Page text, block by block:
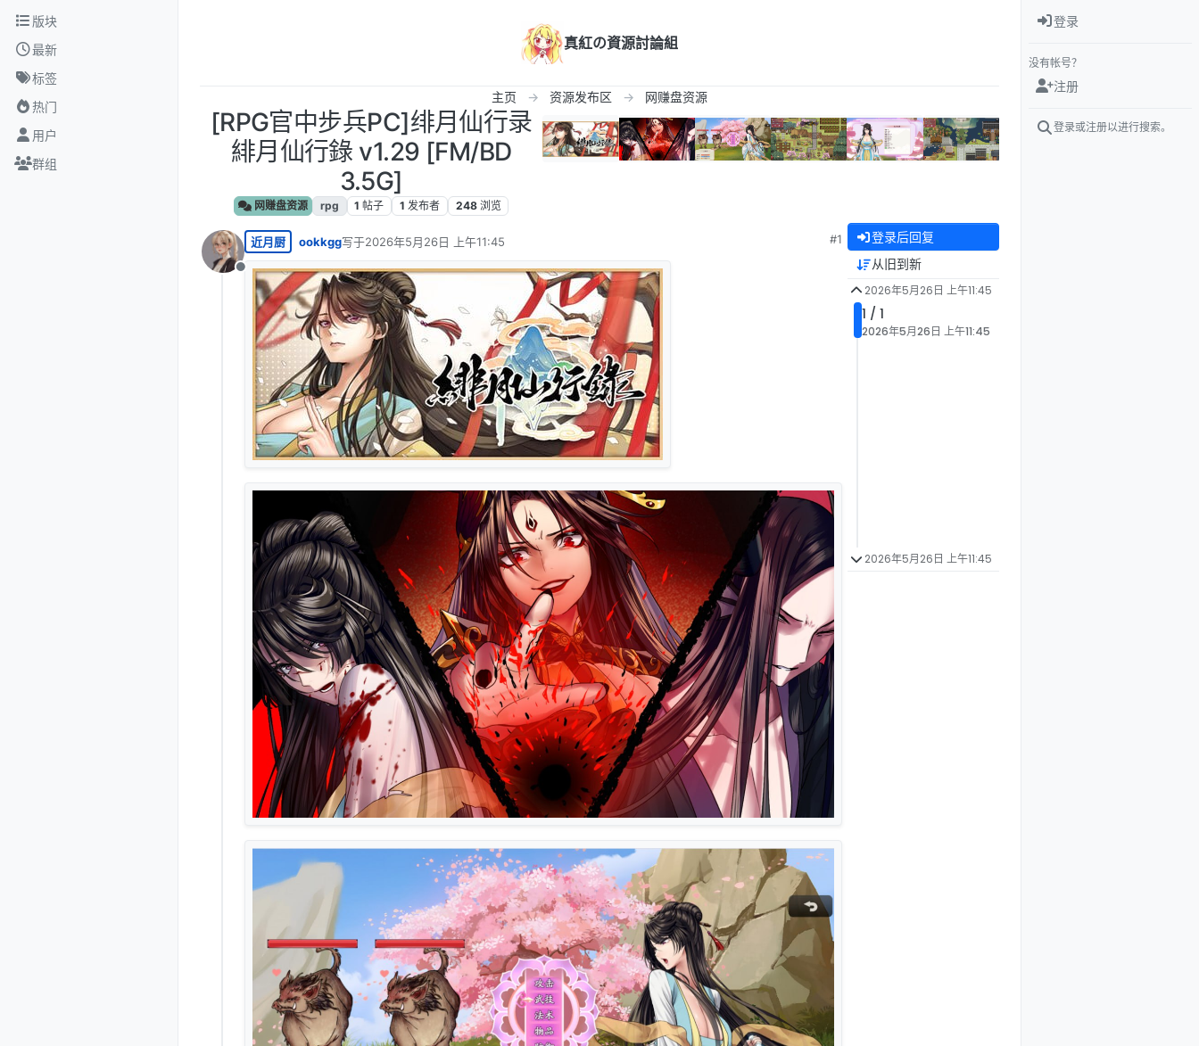
跳转至内容
版块
最新
标签
热门
用户
群组
真紅の資源討論組
主页 资源发布区 网赚盘资源
[RPG官中步兵PC]绯月仙行录
緋月仙行錄 v1.29 [FM/BD
3.5G]
网赚盘资源 rpg 1 帖子 1 发布者 248 浏览
离线
近月厨 ookkgg写于2026年5月26日 上午11:45
最后由 编辑
#1 登录后回复
从旧到新
2026年5月26日 上午11:45
1 / 1
2026年5月26日 上午11:45
2026年5月26日 上午11:45
登录
没有帐号？
注册
登录或注册以进行搜索。